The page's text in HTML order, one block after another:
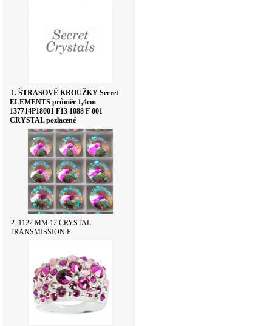
1. ŠTRASOVÉ KROUŽKY Secret
ELEMENTS průměr 1,4cm
137714P18001 F13 1088 F 001
CRYSTAL pozlacené
2. 1122 MM 12 CRYSTAL
TRANSMISSION F